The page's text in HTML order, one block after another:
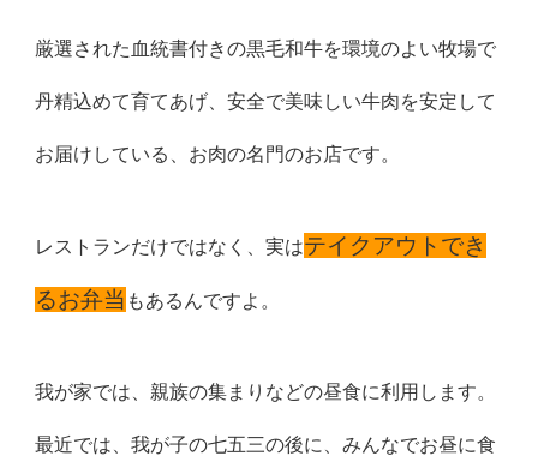
厳選された血統書付きの黒毛和牛を環境のよい牧場で
丹精込めて育てあげ、安全で美味しい牛肉を安定して
お届けしている、お肉の名門のお店です。
レストランだけではなく、実はテイクアウトでき
るお弁当 もあるんですよ。
我が家では、親族の集まりなどの昼食に利用します。
最近では、我が子の七五三の後に、みんなでお昼に食